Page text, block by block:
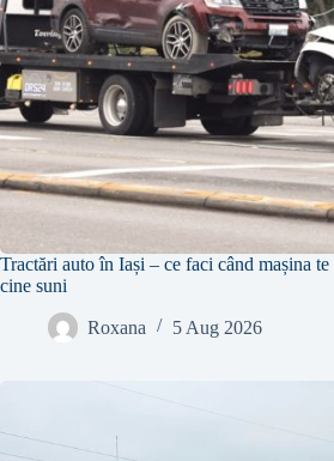
Tractări auto în Iași – ce faci când mașina te
cine suni
Roxana 5 Aug 2026